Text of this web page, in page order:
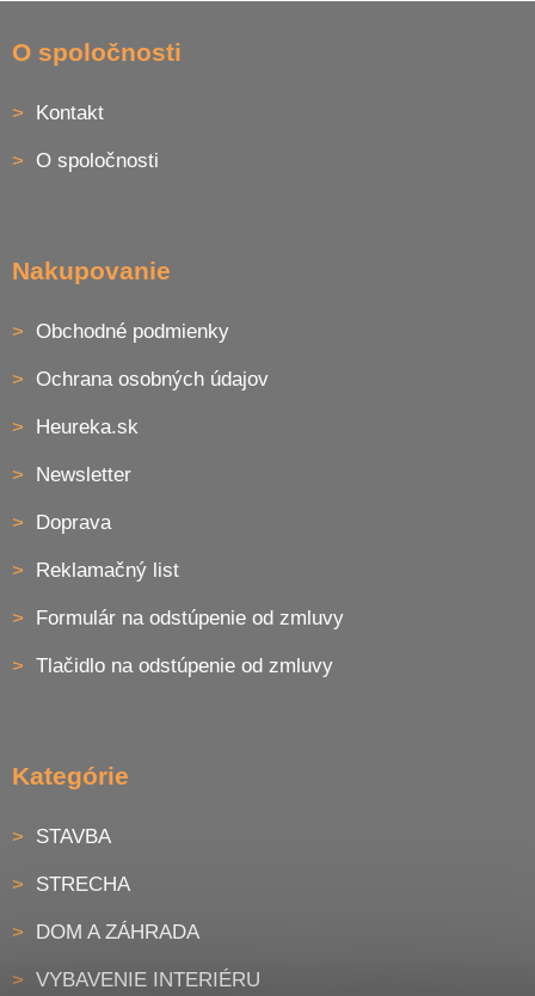
O spoločnosti
Kontakt
O spoločnosti
Nakupovanie
Obchodné podmienky
Ochrana osobných údajov
Heureka.sk
Newsletter
Doprava
Reklamačný list
Formulár na odstúpenie od zmluvy
Tlačidlo na odstúpenie od zmluvy
Kategórie
STAVBA
STRECHA
DOM A ZÁHRADA
VYBAVENIE INTERIÉRU